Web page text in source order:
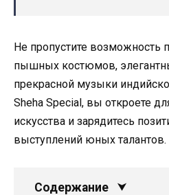
Не пропустите возможность
пышных костюмов,
прекрасной музыки
Sheha Special, вы откроете
искусства и зарядитесь
выступлений юных талантов.
Содержание